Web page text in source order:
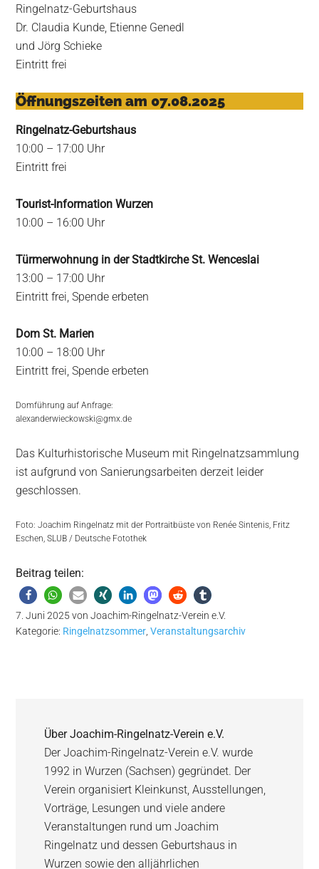
Ringelnatz-Geburtshaus
Dr. Claudia Kunde, Etienne Genedl
und Jörg Schieke
Eintritt frei
Öffnungszeiten am 07.08.2025
Ringelnatz-Geburtshaus
10:00 – 17:00 Uhr
Eintritt frei
Tourist-Information Wurzen
10:00 – 16:00 Uhr
Türmerwohnung in der Stadtkirche St. Wenceslai
13:00 – 17:00 Uhr
Eintritt frei, Spende erbeten
Dom St. Marien
10:00 – 18:00 Uhr
Eintritt frei, Spende erbeten
Domführung auf Anfrage:
alexanderwieckowski@gmx.de
Das Kulturhistorische Museum mit Ringelnatzsammlung
ist aufgrund von Sanierungsarbeiten derzeit leider
geschlossen.
Foto: Joachim Ringelnatz mit der Portraitbüste von Renée Sintenis, Fritz
Eschen, SLUB / Deutsche Fotothek
Beitrag teilen:
7. Juni 2025 vonJoachim-Ringelnatz-Verein e.V.
Kategorie: Ringelnatzsommer,Veranstaltungsarchiv
ÜberJoachim-Ringelnatz-Verein e.V.
Der Joachim-Ringelnatz-Verein e.V. wurde
1992 in Wurzen (Sachsen) gegründet. Der
Verein organisiert Kleinkunst, Ausstellungen,
Vorträge, Lesungen und viele andere
Veranstaltungen rund um Joachim
Ringelnatz und dessen Geburtshaus in
Wurzen sowie den alljährlichen